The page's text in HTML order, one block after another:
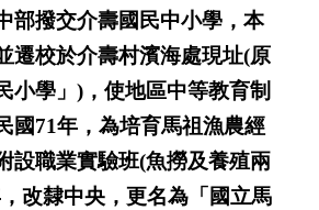
部撥交介壽國民中小學，本
遷校於介壽村濱海處現址(原
小學」)，使地區中等教育制
國71年，為培育馬祖漁農經
設職業實驗班(魚撈及養殖兩
改隸中央，更名為「國立馬